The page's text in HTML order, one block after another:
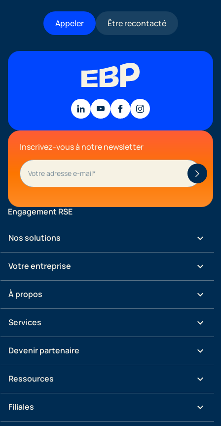
Appeler Être recontacté
Inscrivez-vous à notre newsletter
Engagement RSE
Nos solutions keyboard_arrow_down
Votre entreprise keyboard_arrow_down
À propos keyboard_arrow_down
Services keyboard_arrow_down
Devenir partenaire keyboard_arrow_down
Ressources keyboard_arrow_down
Filiales keyboard_arrow_down